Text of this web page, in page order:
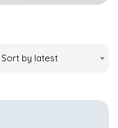
Sort by latest